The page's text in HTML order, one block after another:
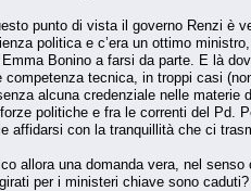
punto di vista il governo Renzi è
politica e c’era un ottimo
Bonino a farsi da parte. E là
competenza tecnica, in troppi casi
alcuna credenziale nelle materie
politiche e fra le correnti del Pd.
affidarsi con la tranquillità che ci
allora una domanda vera, nel
per i ministeri chiave sono caduti?